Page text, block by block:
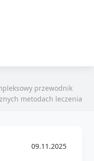
przewodnik
metodach leczenia
09.11.2025